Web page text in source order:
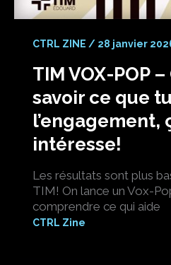
CTRL ZINE / 28 janvier
TIM VOX-POP
savoir ce que
l’engagement,
intéresse!
Les résultats sont plus
TIM! On lance un Vox-
comprendre ce qui aide
CTRL Zine